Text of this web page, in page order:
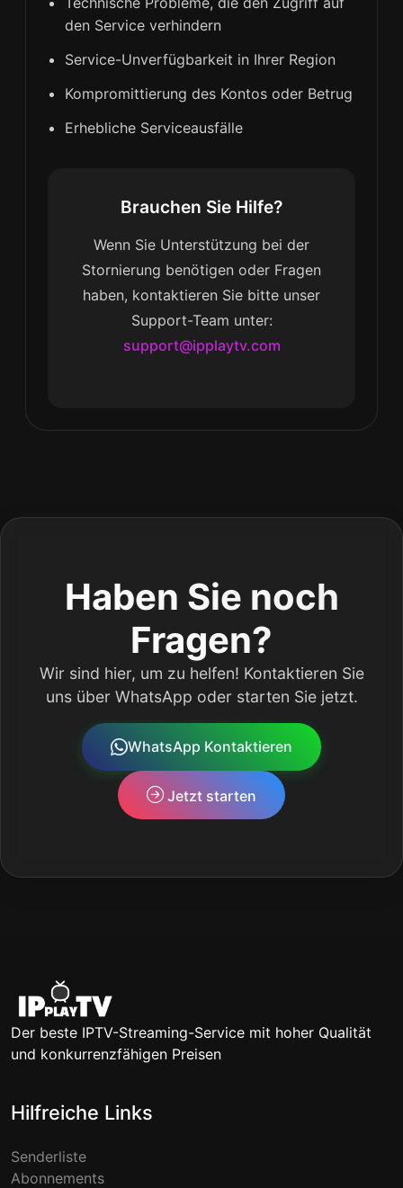
den Service verhindern
Service-Unverfügbarkeit in Ihrer Region
Kompromittierung des Kontos oder Betrug
Erhebliche Serviceausfälle
Brauchen Sie Hilfe?
Wenn Sie Unterstützung bei der
Stornierung benötigen oder Fragen
haben, kontaktieren Sie bitte unser
Support-Team unter:
support@ipplaytv.com
Haben Sie noch
Fragen?
Wir sind hier, um zu helfen! Kontaktieren Sie
uns über WhatsApp oder starten Sie jetzt.
WhatsApp Kontaktieren
Jetzt starten
Der beste IPTV-Streaming-Service mit hoher Qualität
und konkurrenzfähigen Preisen
Hilfreiche Links
Senderliste
Abonnements